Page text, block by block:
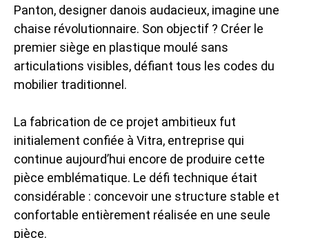
Panton, designer danois audacieux, imagine une
chaise révolutionnaire. Son objectif ? Créer le
premier siège en plastique moulé sans
articulations visibles, défiant tous les codes du
mobilier traditionnel.
La fabrication de ce projet ambitieux fut
initialement confiée à Vitra, entreprise qui
continue aujourd’hui encore de produire cette
pièce emblématique. Le défi technique était
considérable : concevoir une structure stable et
confortable entièrement réalisée en une seule
pièce.